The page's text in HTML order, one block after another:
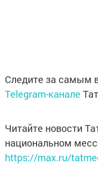
Следите за самым
Telegram-канале
Читайте новости
национальном
https://max.ru/